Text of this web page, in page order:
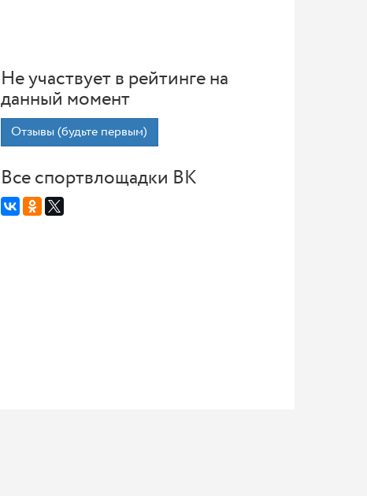
Не участвует в рейтинге на
данный момент
Отзывы (будьте первым)
Все спортвлощадки ВК